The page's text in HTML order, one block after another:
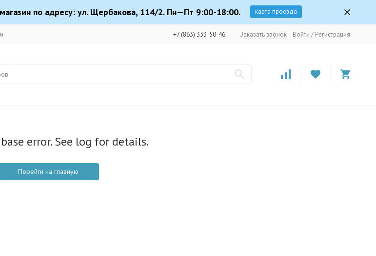
по адресу: ул. Щербакова, 114/2. Пн—Пт 9:00-18:00. карта проезда
+7 (863) 333-50-46 Заказать звонок Войти / Регистрация
error. See log for details.
Перейти на главную